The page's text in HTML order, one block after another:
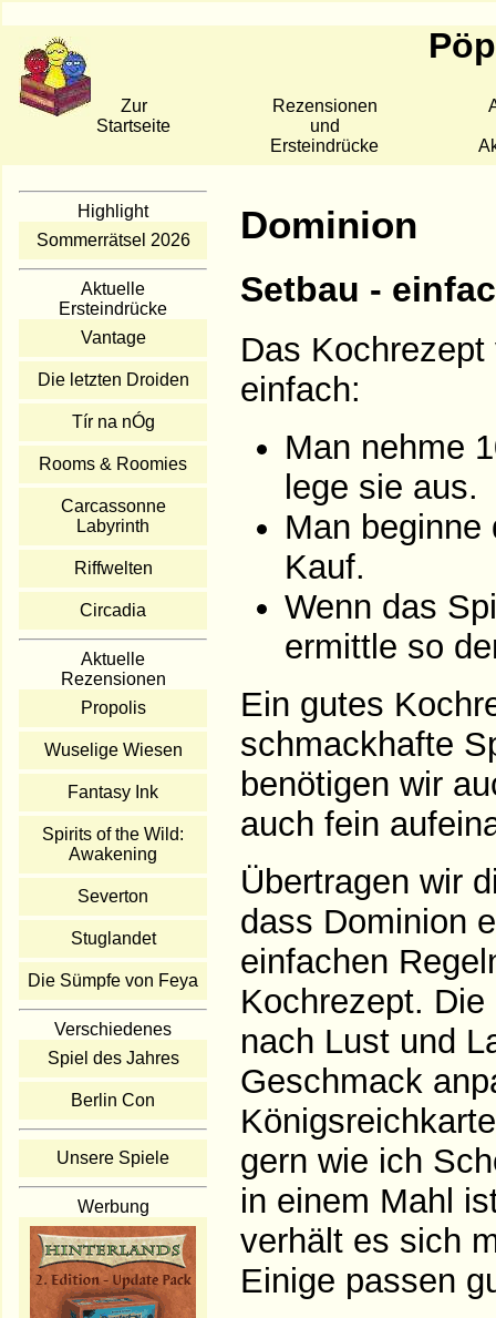
Zur
Startseite
Rezensionen
und
Ersteindrücke
Highlight
Sommerrätsel 2026
Aktuelle
Ersteindrücke
Vantage
Die letzten Droiden
Tír na nÓg
Rooms & Roomies
Carcassonne
Labyrinth
Riffwelten
Circadia
Aktuelle
Rezensionen
Propolis
Wuselige Wiesen
Fantasy Ink
Spirits of the Wild:
Awakening
Severton
Stuglandet
Die Sümpfe von Feya
Verschiedenes
Spiel des Jahres
Berlin Con
Unsere Spiele
Werbung
Dominion
Setbau -
Das
einfach:
Man nehme
lege sie aus.
Man beginne
Kauf.
Wenn das
ermittle so
Ein gutes
schmackhafte
benötigen wir
auch fein
Übertragen wir
dass Dominion
einfachen
Kochrezept.
nach Lust und
Geschmack
gern wie ich
in einem Mahl
verhält es sich
Einige passen